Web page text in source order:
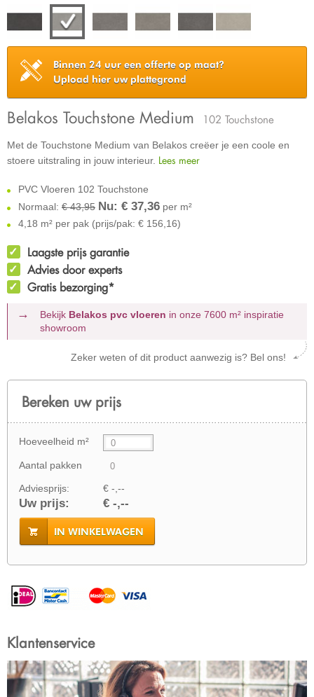
Binnen 24 uur een offerte op maat?
Upload hier uw plattegrond
Belakos Touchstone Medium 102 Touchstone
Met de Touchstone Medium van Belakos creëer je een coole en
stoere uitstraling in jouw interieur. Lees meer
PVC Vloeren 102 Touchstone
Normaal: € 43,95 Nu: € 37,36 per m²
4,18 m² per pak (prijs/pak: € 156,16)
Laagste prijs garantie
Advies door experts
Gratis bezorging*
Bekijk Belakos pvc vloeren in onze 7600 m² inspiratie
showroom
Zeker weten of dit product aanwezig is? Bel ons!
Bereken uw prijs
Hoeveelheid m²
Aantal pakken
Adviesprijs: € -,--
Uw prijs: € -,--
IN WINKELWAGEN
Klantenservice